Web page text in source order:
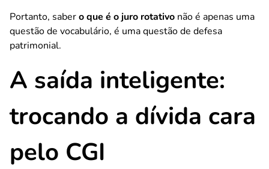
Portanto, sabero que é o juro rotativo não é apenas uma
questão de vocabulário, é uma questão de defesa
patrimonial.
A saída inteligente:
trocando a dívida cara
pelo CGI